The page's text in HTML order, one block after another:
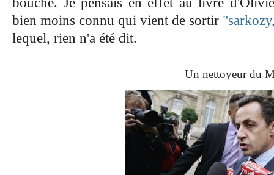
bien moins connu qui vient de sortir
lequel, rien n'a été dit.
Un nettoyeur du